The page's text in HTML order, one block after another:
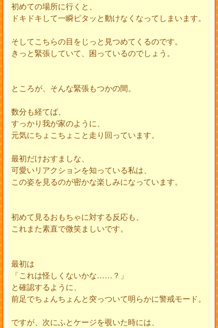
初めての場所に行くと、
ドキドキして一瞬ピタッと動けなくなってしまいます。
そしてこちらの目をじっと見つめてくるのです。
きっと緊張していて、困っているのでしょう。
ところが、そんな緊張もつかの間。
数分も経てば、
すっかり我が家のように、
元気にちょこちょこと走り回っています。
最初だけおすましな、
可愛いリアクションを知っている私は、
この姿を見るのが密かな楽しみになっています。
初めて見るおもちゃに対する反応も、
これまた素直で微笑ましいです。
最初は
「これは怪しくないかな……？」
と確認するように、
前足でちょんちょんと突っついて明らかに警戒モード。
ですが、次にふとケージを覗いた時には、